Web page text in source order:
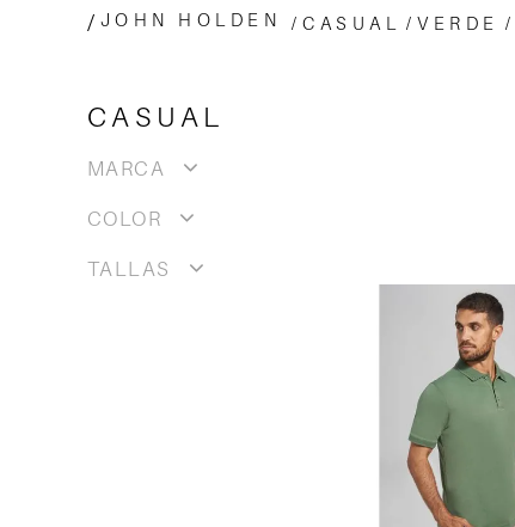
JOHN HOLDEN CASUAL VERDE
CASUAL
MARCA
COLOR
TALLAS